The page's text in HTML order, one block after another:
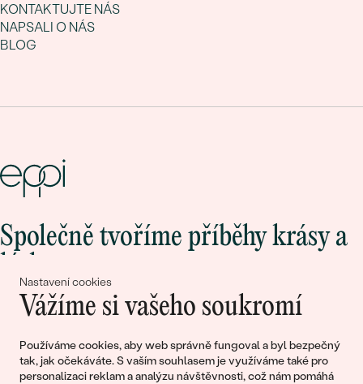
Nastavení cookies
Vážíme si vašeho soukromí
Používáme cookies, aby web správně fungoval a byl bezpečný
tak, jak očekáváte. S vaším souhlasem je využíváme také pro
personalizaci reklam a analýzu návštěvnosti, což nám pomáhá
KONTAKTUJTE NÁS
NAPSALI O NÁS
BLOG
Společně tvoříme příběhy krásy a
Připojte se k nám!